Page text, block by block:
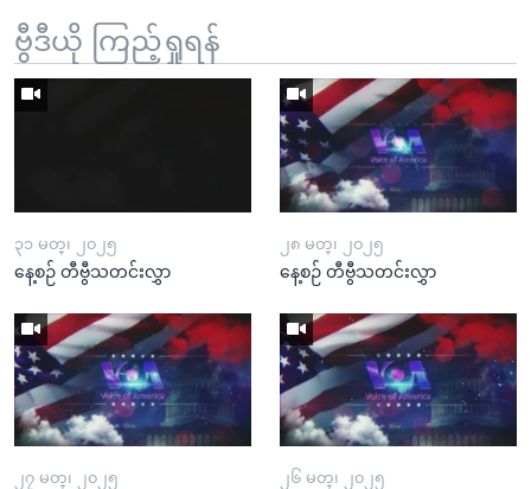
ဗွီဒီယို ကြည့်ရှုရန်
၃၁ မတ္၊ ၂၀၂၅
နေ့စဉ် တီဗွီသတင်းလွှာ
၂၈ မတ္၊ ၂၀၂၅
နေ့စဉ် တီဗွီသတင်းလွှာ
၂၇ မတ္၊ ၂၀၂၅ ၂၆ မတ္၊ ၂၀၂၅